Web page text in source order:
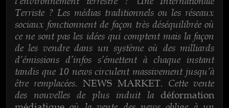
Terriste ? Les médias traditionnels ou les réseaux
sociaux fonctionnent de façon très déséquilibrée où
ce ne sont pas les idées qui comptent mais la façon
de les vendre dans un système où des milliards
d’émissions d’infos s’émettent à chaque instant
tandis que 10 news circulent massivement jusqu’à
être remplacées.NEWS MARKET. Cette vente
des nouvelles de plus induit la déformation